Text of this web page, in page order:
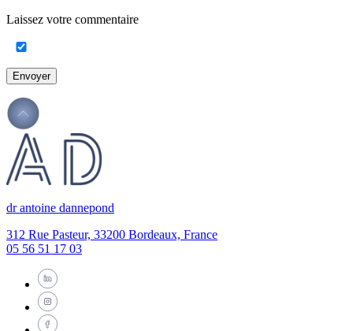
Laissez votre commentaire
Envoyer
dr antoine dannepond
312 Rue Pasteur, 33200 Bordeaux, France
05 56 51 17 03